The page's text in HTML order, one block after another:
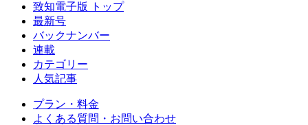
致知電子版 トップ
最新号
バックナンバー
連載
カテゴリー
人気記事
プラン・料金
よくある質問・お問い合わせ